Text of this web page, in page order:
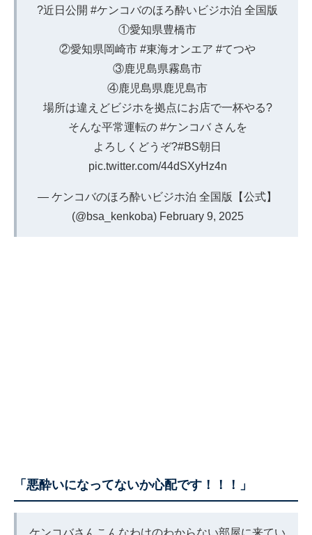
?近日公開 #ケンコバのほろ酔いビジホ泊 全国版
①愛知県豊橋市
②愛知県岡崎市 #東海オンエア #てつや
③鹿児島県霧島市
④鹿児島県鹿児島市
場所は違えどビジホを拠点にお店で一杯やる?
そんな平常運転の #ケンコバさんを
よろしくどうぞ?#BS朝日
pic.twitter.com/44dSXyHz4n
— ケンコバのほろ酔いビジホ泊 全国版【公式】
(@bsa_kenkoba) February 9, 2025
「悪酔いになってないか心配です！！！」
ケンコバさんこんなわけのわからない部屋に来てい